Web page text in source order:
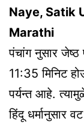
Naye, Satik
Marathi
पंचांग नुसार जेष्ठ
11:35 मिनिट
पर्यन्त आहे.
हिंदू धर्मानुसार